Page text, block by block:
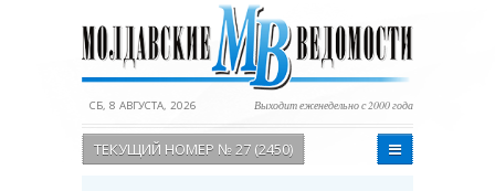
СБ, 8 АВГУСТА, 2026 Выходит еженедельно с 2000 года
ТЕКУЩИЙ НОМЕР № 27 (2450)